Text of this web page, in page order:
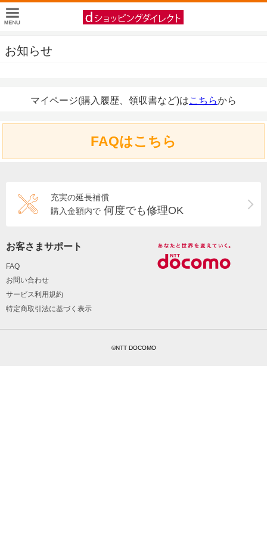
お知らせ
マイページ(購入履歴、領収書など)はこちらから
FAQはこちら
充実の延長補償
購入金額内で 何度でも修理OK
お客さまサポート
FAQ
お問い合わせ
サービス利用規約
特定商取引法に基づく表示
©NTT DOCOMO